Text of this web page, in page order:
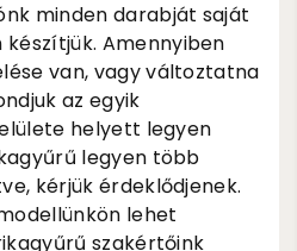
minden darabját saját
Amennyiben
van, vagy változtatna
az egyik
helyett legyen
legyen több
kérjük érdeklődjenek.
lehet
szakértőink